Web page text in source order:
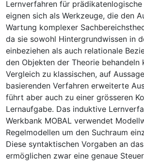
Lernverfahren für prädikatenlogische
eignen sich als Werkzeuge, die den
Wartung komplexer
da sie sowohl Hintergrundwissen in
einbeziehen als auch relationale
den Objekten der Theorie behandeln
Vergleich zu klassischen, auf
basierenden Verfahren erweiterte
führt aber auch zu einer grösseren
Lernaufgabe. Das induktive
Werkbank MOBAL verwendet
Regelmodellen um den Suchraum
Diese syntaktischen Vorgaben an
ermöglichen zwar eine genaue